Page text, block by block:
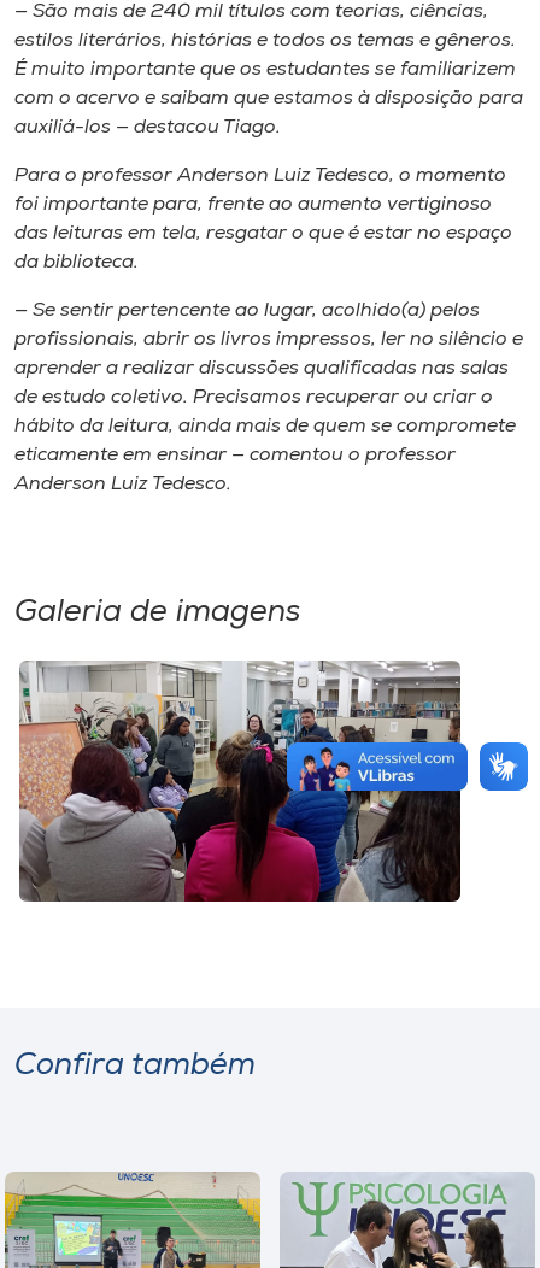
— São mais de 240 mil títulos com teorias, ciências,
estilos literários, histórias e todos os temas e gêneros.
É muito importante que os estudantes se familiarizem
com o acervo e saibam que estamos à disposição para
auxiliá-los — destacou Tiago.
Para o professor Anderson Luiz Tedesco, o momento
foi importante para, frente ao aumento vertiginoso
das leituras em tela, resgatar o que é estar no espaço
da biblioteca.
— Se sentir pertencente ao lugar, acolhido(a) pelos
profissionais, abrir os livros impressos, ler no silêncio e
aprender a realizar discussões qualificadas nas salas
de estudo coletivo. Precisamos recuperar ou criar o
hábito da leitura, ainda mais de quem se compromete
eticamente em ensinar — comentou o professor
Anderson Luiz Tedesco.
Galeria de imagens
Confira também